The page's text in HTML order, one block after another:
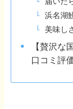
浜名湖
美味し
【贅沢な
口コミ評